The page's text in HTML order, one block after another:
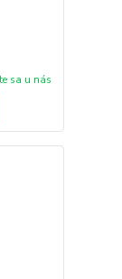
sa u nás